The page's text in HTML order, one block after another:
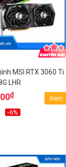
MSI RTX 3060 Ti
LHR
₫
-6%
Xem